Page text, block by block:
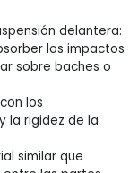
delantera:
los impactos
sobre baches o
los
la rigidez de la
similar que